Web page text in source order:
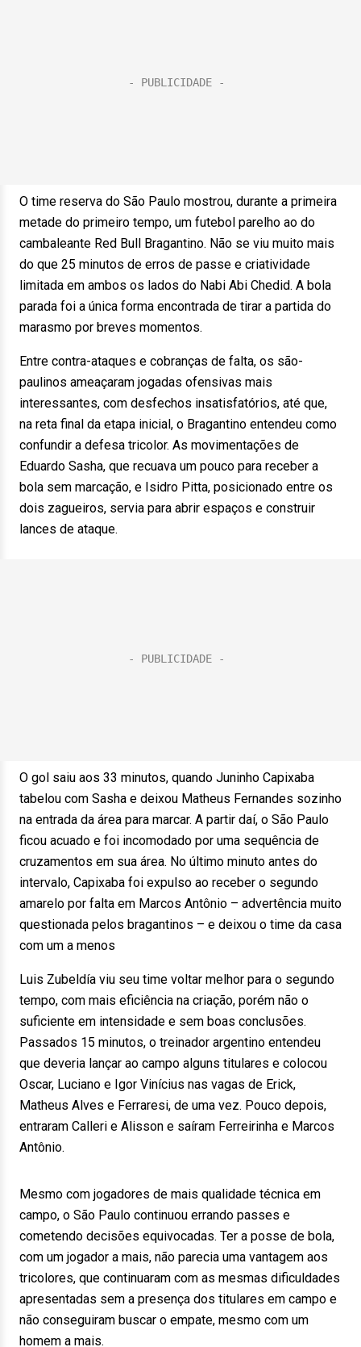
O time reserva do São Paulo mostrou, durante a primeira
metade do primeiro tempo, um futebol parelho ao do
cambaleante Red Bull Bragantino. Não se viu muito mais
do que 25 minutos de erros de passe e criatividade
limitada em ambos os lados do Nabi Abi Chedid. A bola
parada foi a única forma encontrada de tirar a partida do
marasmo por breves momentos.
Entre contra-ataques e cobranças de falta, os são-
paulinos ameaçaram jogadas ofensivas mais
interessantes, com desfechos insatisfatórios, até que,
na reta final da etapa inicial, o Bragantino entendeu como
confundir a defesa tricolor. As movimentações de
Eduardo Sasha, que recuava um pouco para receber a
bola sem marcação, e Isidro Pitta, posicionado entre os
dois zagueiros, servia para abrir espaços e construir
lances de ataque.
O gol saiu aos 33 minutos, quando Juninho Capixaba
tabelou com Sasha e deixou Matheus Fernandes sozinho
na entrada da área para marcar. A partir daí, o São Paulo
ficou acuado e foi incomodado por uma sequência de
cruzamentos em sua área. No último minuto antes do
intervalo, Capixaba foi expulso ao receber o segundo
amarelo por falta em Marcos Antônio – advertência muito
questionada pelos bragantinos – e deixou o time da casa
com um a menos
Luis Zubeldía viu seu time voltar melhor para o segundo
tempo, com mais eficiência na criação, porém não o
suficiente em intensidade e sem boas conclusões.
Passados 15 minutos, o treinador argentino entendeu
que deveria lançar ao campo alguns titulares e colocou
Oscar, Luciano e Igor Vinícius nas vagas de Erick,
Matheus Alves e Ferraresi, de uma vez. Pouco depois,
entraram Calleri e Alisson e saíram Ferreirinha e Marcos
Antônio.
Mesmo com jogadores de mais qualidade técnica em
campo, o São Paulo continuou errando passes e
cometendo decisões equivocadas. Ter a posse de bola,
com um jogador a mais, não parecia uma vantagem aos
tricolores, que continuaram com as mesmas dificuldades
apresentadas sem a presença dos titulares em campo e
não conseguiram buscar o empate, mesmo com um
homem a mais.